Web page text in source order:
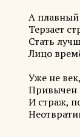
А плавный
Терзает
Стать
Лицо
Уже не
Привычен
И страж,